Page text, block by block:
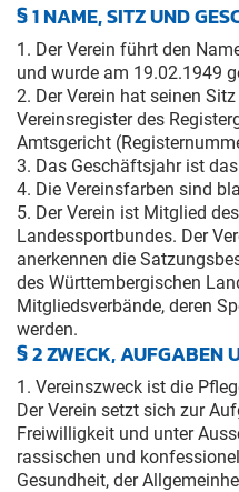
§ 1 NAME, SITZ UND
1. Der Verein führt den
und wurde am 19.02.1949
2. Der Verein hat seinen
Vereinsregister des
Amtsgericht
3. Das Geschäftsjahr ist
4. Die Vereinsfarben sind
5. Der Verein ist Mitglied
Landessportbundes. Der
anerkennen die
des Württembergischen
Mitgliedsverbände, deren
werden.
§ 2 ZWECK, AUFGABEN
1. Vereinszweck ist die
Der Verein setzt sich zur
Freiwilligkeit und unter
rassischen und
Gesundheit, der